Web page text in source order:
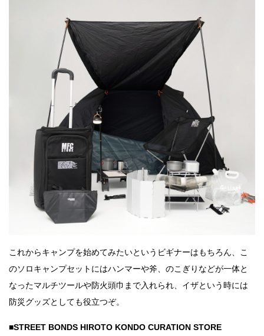
これからキャンプを始めてみたいというビギナーはもちろん、こ
のソロキャンプセットにはハンマーや斧、のこぎりなどが一体と
なったマルチツールや防火頭巾まで入れられ、イザという時には
防災グッズとしても役立つぞ。
■STREET BONDS HIROTO KONDO CURATION STORE